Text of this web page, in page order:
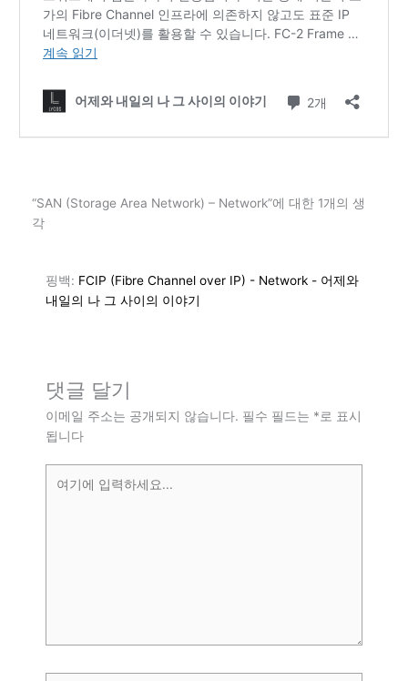
“SAN (Storage Area Network) – Network”에 대한 1개의 생
각
핑백: FCIP (Fibre Channel over IP) - Network - 어제와
내일의 나 그 사이의 이야기
댓글 달기
이메일 주소는 공개되지 않습니다. 필수 필드는 *로 표시
됩니다